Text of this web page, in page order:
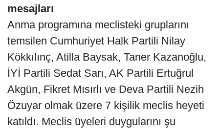
mesajları
Anma programına meclisteki gruplarını
temsilen Cumhuriyet Halk Partili Nilay
Kökkılınç, Atilla Baysak, Taner Kazanoğlu,
İYİ Partili Sedat Sarı, AK Partili Ertuğrul
Akgün, Fikret Mısırlı ve Deva Partili Nezih
Özuyar olmak üzere 7 kişilik meclis heyeti
katıldı. Meclis üyeleri duygularını şu